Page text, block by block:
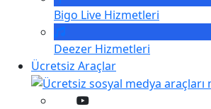
Bigo Live Hizmetleri
Deezer Hizmetleri
Ücretsiz Araçlar